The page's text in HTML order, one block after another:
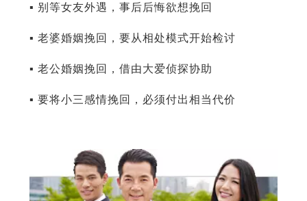
▪ 别等女友外遇，事后后悔欲想挽回
▪ 老婆婚姻挽回，要从相处模式开始检讨
▪ 老公婚姻挽回，借由大爱侦探协助
▪ 要将小三感情挽回，必须付出相当代价